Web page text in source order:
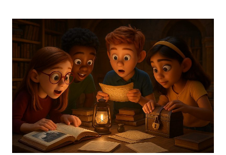
REESCRIBIR
FINALES
PARA
PENSAR
LEYENDO